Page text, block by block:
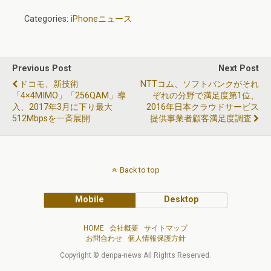
Categories: iPhoneニュース
Previous Post
ドコモ、新技術
「4×4MIMO」「256QAM」導
入、2017年3月に下り最大
512Mbpsを一斉展開
Next Post
NTTコム、ソフトバンクがそれ
ぞれの分野で満足度第1位、
2016年日本クラウドサービス
提供事業者顧客満足度調査
Back to top
Mobile Desktop
HOME 会社概要
サイトマップ
お問合わせ
個人情報保護方針
Copyright © denpa-news All Rights Reserved.